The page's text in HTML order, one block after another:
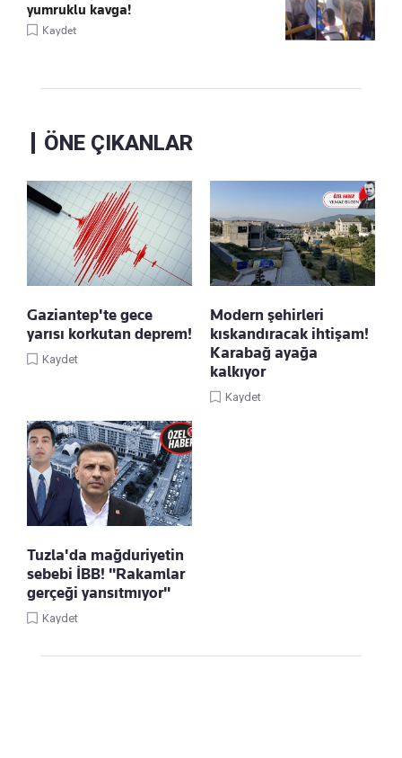
yumruklu kavga!
Kaydet
ÖNE ÇIKANLAR
Gaziantep'te gece
yarısı korkutan deprem!
Kaydet
Modern şehirleri
kıskandıracak ihtişam!
Karabağ ayağa
kalkıyor
Kaydet
Tuzla'da mağduriyetin
sebebi İBB! "Rakamlar
gerçeği yansıtmıyor"
Kaydet